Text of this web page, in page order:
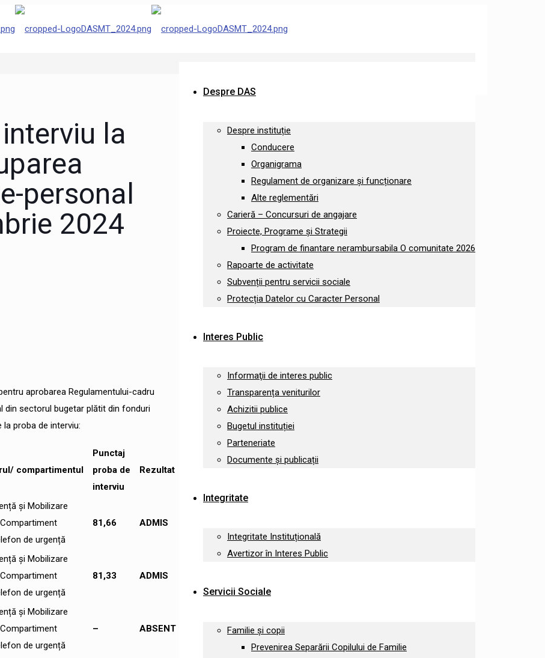
Despre DAS
Despre instituție
Conducere
Organigrama
Regulament de organizare și funcționare
Alte reglementări
Carieră – Concursuri de angajare
Proiecte, Programe și Strategii
Program de finantare nerambursabila O comunitate 2026
Rapoarte de activitate
Subvenții pentru servicii sociale
Protecția Datelor cu Caracter Personal
Interes Public
Informaţii de interes public
Transparența veniturilor
Achizitii publice
Bugetul instituției
Parteneriate
Documente și publicații
Integritate
Integritate Instituțională
Avertizor în Interes Public
Servicii Sociale
Familie și copii
Prevenirea Separării Copilului de Familie
la
personal
2024
aprobarea Regulamentului-cadru
din sectorul bugetar plătit din fonduri
proba de interviu:
compartimentul
Punctaj
proba de
interviu
Rezultat
și Mobilizare
de urgență
81,66 ADMIS
și Mobilizare
de urgență
81,33 ADMIS
și Mobilizare
de urgență
– ABSENT